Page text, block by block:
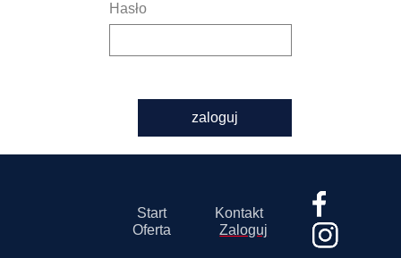
Hasło
zaloguj
Start
Kontakt
Oferta
Zaloguj